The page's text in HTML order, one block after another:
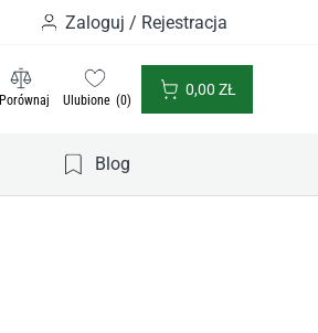
Zaloguj / Rejestracja
Porównaj Ulubione 0
0,00 ZŁ
Blog